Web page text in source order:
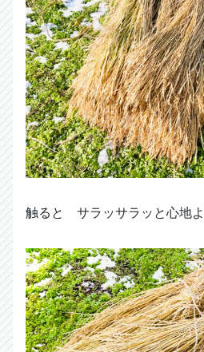
触ると サラッサラッと心地よ